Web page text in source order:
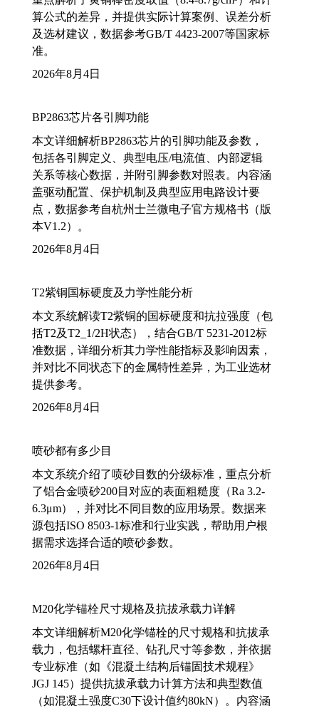
算公式的差异，并提供实际计算案例、误差分析
及选材建议，数据参考GB/T 4423-2007等国家标
准。
2026年8月4日
BP2863芯片各引脚功能
本文详细解析BP2863芯片的引脚功能及参数，
包括各引脚定义、典型电压/电流值、内部逻辑
关系等核心数据，并附引脚参数对照表。内容涵
盖驱动配置、保护机制及典型应用电路设计要
点，数据参考自杭州士兰微电子官方规格书（版
本V1.2）。
2026年8月4日
T2紫铜国标硬度及力学性能分析
本文系统解读T2紫铜的国标硬度和抗拉强度（包
括T2及T2_1/2H状态），结合GB/T 5231-2012标
准数据，详细分析其力学性能指标及影响因素，
并对比不同状态下的金属特性差异，为工业选材
提供参考。
2026年8月4日
喷砂都有多少目
本文系统介绍了喷砂目数的分级标准，重点分析
了铝合金喷砂200目对应的表面粗糙度（Ra 3.2-
6.3μm），并对比不同目数的应用场景。数据来
源包括ISO 8503-1标准和行业实践，帮助用户根
据需求选择合适的喷砂参数。
2026年8月4日
M20化学锚栓尺寸规格及抗拔承载力详解
本文详细解析M20化学锚栓的尺寸规格和抗拔承
载力，包括螺杆直径、钻孔尺寸等参数，并依据
专业标准（如《混凝土结构后锚固技术规程》
JGJ 145）提供抗拔承载力计算方法和典型数值
（如混凝土强度C30下设计值约80kN）。内容涵